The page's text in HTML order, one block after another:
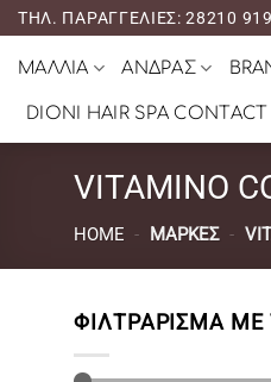
Μετάβαση
ΤΗΛ. ΠΑΡΑΓΓΕΛΙΕΣ: 28210
ΜΑΛΛΙΑ ΑΝΔΡΑΣ
DIONI HAIR SPA CONTACT
VITAMINO
HOME - ΜΆΡΚΕΣ -
ΦΙΛΤΡΆΡΙΣΜΑ ΜΕ